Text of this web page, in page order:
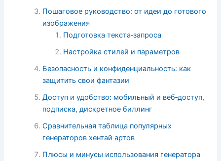
Пошаговое руководство: от идеи до готового
изображения
Подготовка текста‑запроса
Настройка стилей и параметров
Безопасность и конфиденциальность: как
защитить свои фантазии
Доступ и удобство: мобильный и веб‑доступ,
подписка, дискретное биллинг
Сравнительная таблица популярных
генераторов хентай артов
Плюсы и минусы использования генератора